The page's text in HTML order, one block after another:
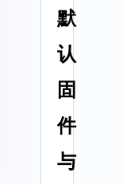
默
认
固
件
与